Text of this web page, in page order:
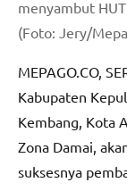
menyambut
(Foto: Jery/
MEPAGO.CO,
Kabupaten
Kembang, Kota
Zona Damai,
suksesnya